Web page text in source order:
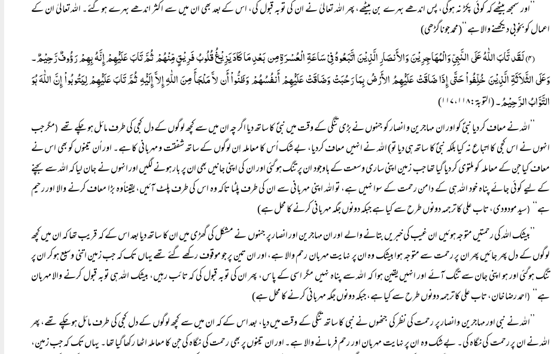
’’اور سمجھ بیٹھے کہ کوئی پکڑ نہ ہوگی، پس اندھے بہرے بن بیٹھے، پھر اللہ تعالیٰ نے ان کی توبہ قبول کی، اس کے بعد بھی ان میں سے اکثر اندھے بہرے ہوگئے۔ اللہ تعالیٰ ان کے
اعمال کو بخوبی دیکھنے والا ہے ‘‘(محمد جوناگڑھی)
(۴) لَقَد تَّابَ اللّٰہُ عَلَی النَّبِیِّ وَالْمُہَاجِرِیْنَ وَالأَنصَارِ الَّذِیْنَ اتَّبَعُوہُ فِیْ سَاعَۃِ الْعُسْرَۃِ مِن بَعْدِ مَا کَادَ یَزِیْغُ قُلُوبُ فَرِیْقٍ مِّنْہُمْ ثُمَّ تَابَ عَلَیْْہِمْ إِنَّہُ بِہِمْ رَؤُوفٌ رَّحِیْمٌ۔
وَعَلَی الثَّلاَثَۃِ الَّذِیْنَ خُلِّفُواْ حَتَّی إِذَا ضَاقَتْ عَلَیْْہِمُ الأَرْضُ بِمَا رَحُبَتْ وَضَاقَتْ عَلَیْْہِمْ أَنفُسُہُمْ وَظَنُّواْ أَن لاَّ مَلْجَأَ مِنَ اللّٰہِ إِلاَّ إِلَیْْہِ ثُمَّ تَابَ عَلَیْْہِمْ لِیَتُوبُواْ إِنَّ اللّٰہَ ہُوَ
التَّوَّابُ الرَّحِیْمُ۔(التوبۃ:۱۱۷،۱۱۸)
’’اللہ نے معاف کر دیا نبیؐ کو اور ان مہاجرین و انصار کو جنہوں نے بڑی تنگی کے وقت میں نبیؐ کا ساتھ دیا اگر چہ ان میں سے کچھ لوگوں کے دل کجی کی طرف مائل ہو چکے تھے (مگر جب
انہوں نے اس کجی کا اتباع نہ کیا بلکہ نبیؐ کا ساتھ ہی دیا تو) اللہ نے انہیں معاف کردیا، بے شک اُس کا معاملہ اِن لوگوں کے ساتھ شفقت و مہربانی کا ہے۔ اور اُن تینوں کو بھی اس نے
معاف کیا جن کے معاملہ کو ملتوی کر دیا گیا تھا جب زمین اپنی ساری وسعت کے باوجود ان پر تنگ ہو گئی اور ان کی اپنی جانیں بھی ان پر بار ہونے لگیں اور انہوں نے جان لیا کہ اللہ سے بچنے
کے لیے کوئی جائے پناہ خود اللہ ہی کے دامن رحمت کے سوا نہیں ہے، تو اللہ اپنی مہربانی سے ان کی طرف پلٹا تاکہ وہ اس کی طرف پلٹ آئیں، یقیناًوہ بڑا معاف کرنے والا اور رحیم
ہے‘‘ (سید مودودی، تاب علی کا ترجمہ دونوں طرح سے کیا ہے جبکہ دونوں جگہ مہربانی کرنے کا محل ہے)
’’بیشک اللہ کی رحمتیں متوجہ ہوئیں ان غیب کی خبریں بتانے والے اور ان مہاجرین اور انصار پر جنہوں نے مشکل کی گھڑی میں ان کا ساتھ دیا بعد اس کے کہ قریب تھا کہ ان میں کچھ
لوگوں کے دل پھر جائیں پھر ان پر رحمت سے متوجہ ہوا بیشک وہ ان پر نہایت مہربان رحم والا ہے، اور ان تین پر جو موقوف رکھے گئے تھے یہاں تک کہ جب زمین اتنی وسیع ہوکر ان پر
تنگ ہوگئی اور ہو اپنی جان سے تنگ آئے اور انہیں یقین ہوا کہ اللہ سے پناہ نہیں مگر اسی کے پاس، پھر ان کی توبہ قبول کی کہ تائب رہیں، بیشک اللہ ہی توبہ قبول کرنے والا مہربان
ہے‘‘ (احمد رضا خان، تاب علی کا ترجمہ دونوں طرح سے کیا ہے، جبکہ دونوں جگہ مہربانی کرنے کا محل ہے)
’’اللہ نے نبی اور مہاجرین وانصار پر رحمت کی نظر کی جنھوں نے نبی کا ساتھ تنگی کے وقت میں دیا، بعد اس کے کہ ان میں سے کچھ لوگوں کے دل کجی کی طرف مائل ہوچکے تھے، پھر
اللہ نے ان پر رحمت کی نگاہ کی۔ بے شک وہ ان پر نہایت مہربان اور رحم فرمانے والا ہے۔ اور ان تینوں پر بھی رحمت کی نگاہ کی جن کا معاملہ اٹھا رکھا گیا تھا۔ یہاں تک کہ جب زمین،